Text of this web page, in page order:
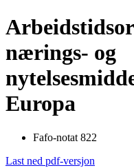
nærings- og
Europa
Fafo-notat 822
Last ned pdf-versjon